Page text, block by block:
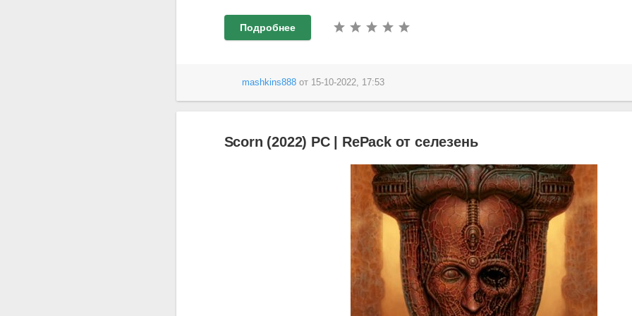
Подробнее
mashkins888от 15-10-2022, 17:53
Scorn (2022) PC | RePack от селезень